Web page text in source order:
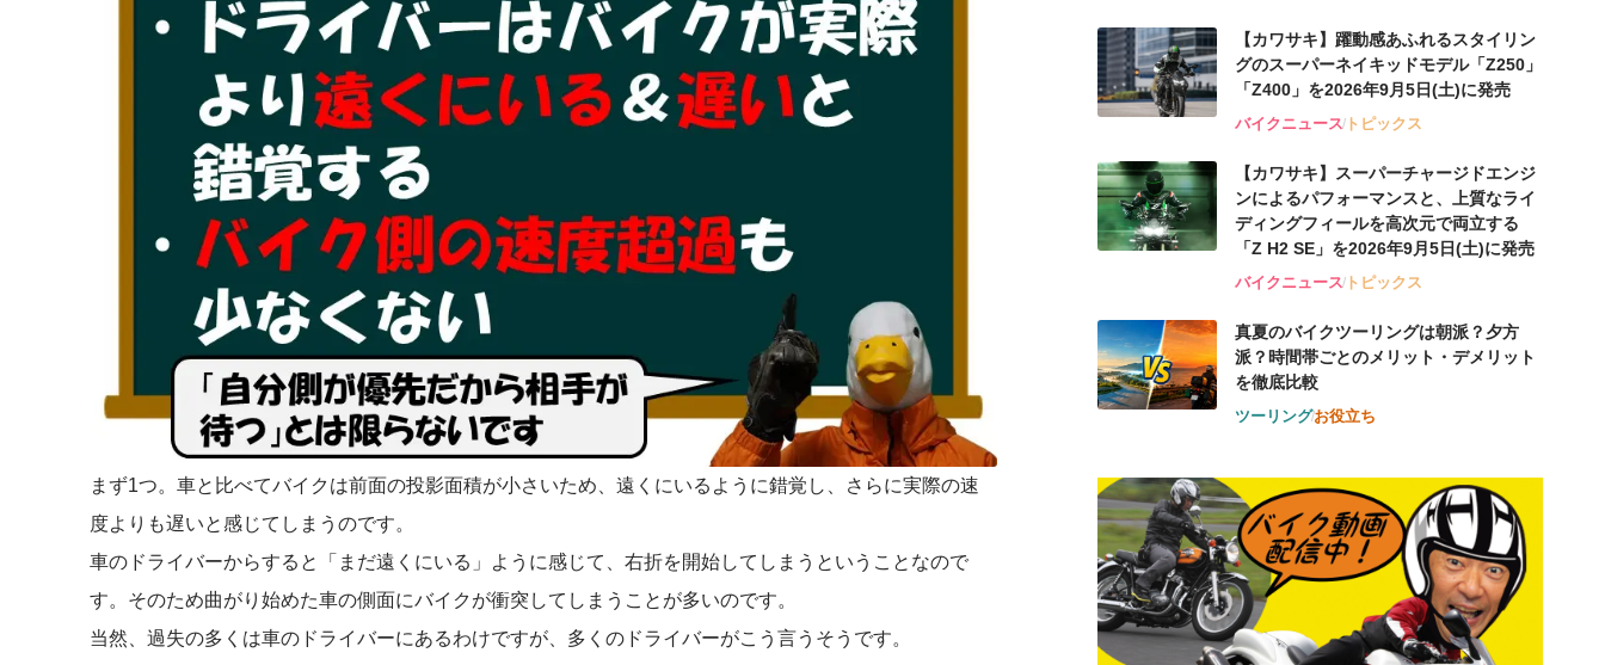
まず1つ。車と比べてバイクは前面の投影面積が小さいため、遠くにいるように錯覚し、さらに実際の速
度よりも遅いと感じてしまうのです。
車のドライバーからすると「まだ遠くにいる」ように感じて、右折を開始してしまうということなので
す。そのため曲がり始めた車の側面にバイクが衝突してしまうことが多いのです。
当然、過失の多くは車のドライバーにあるわけですが、多くのドライバーがこう言うそうです。
【カワサキ】躍動感あふれるスタイリン
グのスーパーネイキッドモデル「Z250」
「Z400」を2026年9月5日(土)に発売
バイクニューストピックス
【カワサキ】スーパーチャージドエンジ
ンによるパフォーマンスと、上質なライ
ディングフィールを高次元で両立する
「Z H2 SE」を2026年9月5日(土)に発売
バイクニューストピックス
真夏のバイクツーリングは朝派？夕方
派？時間帯ごとのメリット・デメリット
を徹底比較
ツーリングお役立ち